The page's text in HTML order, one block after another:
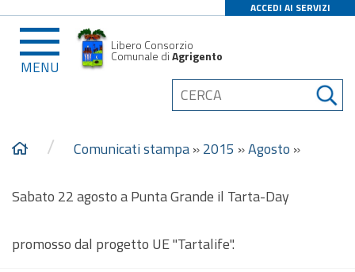
ACCEDI AI SERVIZI
MENU
Libero Consorzio
Comunale diAgrigento
/ Comunicati stampa»2015 »Agosto »
Sabato 22 agosto a Punta Grande il Tarta-Day
promosso dal progetto UE "Tartalife".